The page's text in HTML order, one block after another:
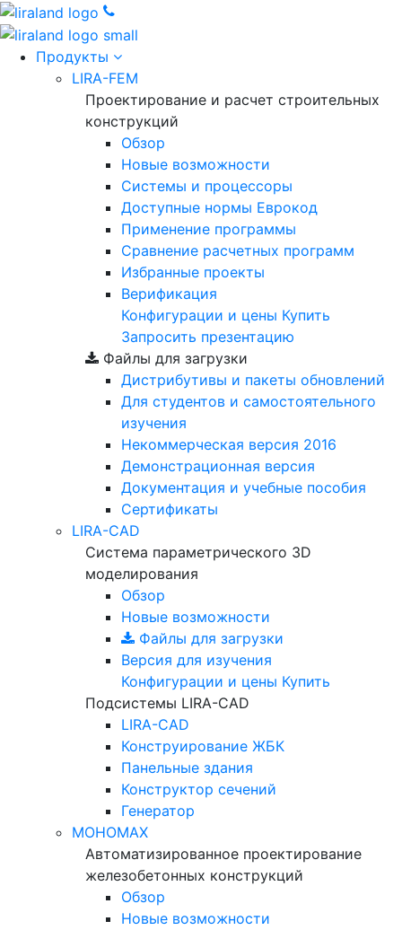
Продукты
LIRA-FEM
Проектирование и расчет строительных
конструкций
Обзор
Новые возможности
Cистемы и процессоры
Доступные нормы Еврокод
Применение программы
Сравнение расчетных программ
Избранные проекты
Верификация
Конфигурации и цены Купить
Запросить презентацию
Файлы для загрузки
Дистрибутивы и пакеты обновлений
Для студентов и самостоятельного
изучения
Некоммерческая версия 2016
Демонстрационная версия
Документация и учебные пособия
Сертификаты
LIRA-CAD
Система параметрического 3D
моделирования
Обзор
Новые возможности
Файлы для загрузки
Версия для изучения
Конфигурации и цены Купить
Подсистемы LIRA-CAD
LIRA-CAD
Конструирование ЖБК
Панельные здания
Конструктор сечений
Генератор
МОНОМАХ
Автоматизированное проектирование
железобетонных конструкций
Обзор
Новые возможности